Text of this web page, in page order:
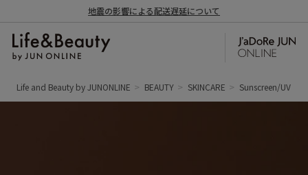
地震の影響による配送遅延について
Life and Beauty by JUNONLINE BEAUTY SKINCARE Sunscreen/UV